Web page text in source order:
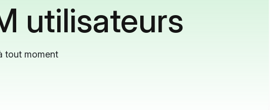
utilisateurs
tout moment